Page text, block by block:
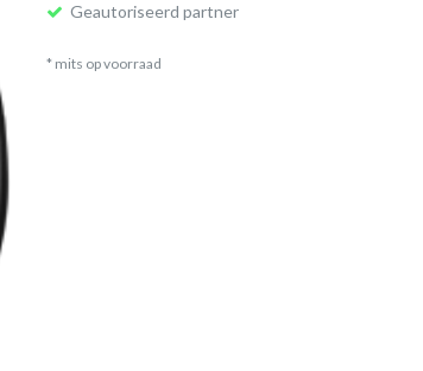
Geautoriseerd partner
* mits op voorraad